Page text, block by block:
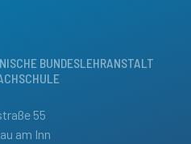
BUNDESLEHRANSTALT
55
am Inn